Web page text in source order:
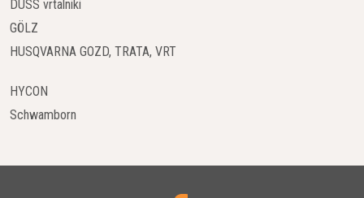
DUSS vrtalniki
GÖLZ
HUSQVARNA GOZD, TRATA, VRT
HYCON
Schwamborn